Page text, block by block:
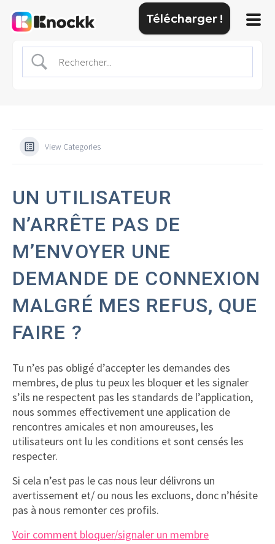
Télécharger !
View Categories
UN UTILISATEUR
N’ARRÊTE PAS DE
M’ENVOYER UNE
DEMANDE DE CONNEXION
MALGRÉ MES REFUS, QUE
FAIRE ?
Tu n’es pas obligé d’accepter les demandes des
membres, de plus tu peux les bloquer et les signaler
s’ils ne respectent pas les standards de l’application,
nous sommes effectivement une application de
rencontres amicales et non amoureuses, les
utilisateurs ont lu les conditions et sont censés les
respecter.
Si cela n’est pas le cas nous leur délivrons un
avertissement et/ ou nous les excluons, donc n’hésite
pas à nous remonter ces profils.
Voir comment bloquer/signaler un membre